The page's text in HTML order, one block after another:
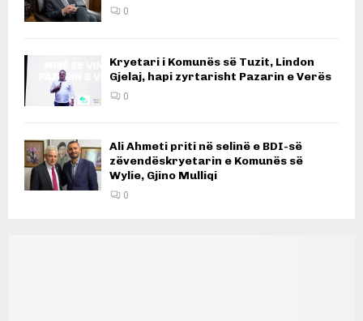
0
Kryetari i Komunës së Tuzit, Lindon
Gjelaj, hapi zyrtarisht Pazarin e Verës
0
Ali Ahmeti priti në selinë e BDI-së
zëvendëskryetarin e Komunës së
Wylie, Gjino Mulliqi
0